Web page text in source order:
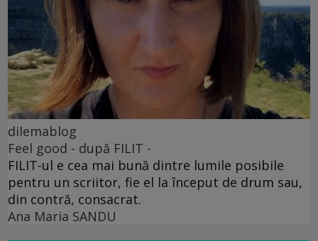
dilemablog
Feel good - după FILIT -
FILIT-ul e cea mai bună dintre lumile posibile
pentru un scriitor, fie el la început de drum sau,
din contră, consacrat.
Ana Maria SANDU